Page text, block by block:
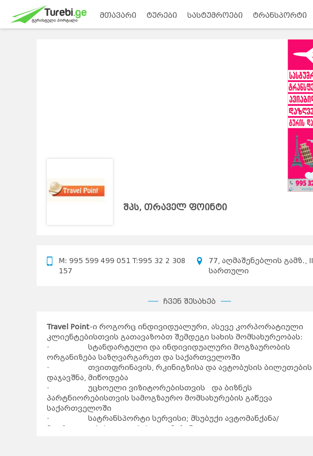
მთავარი ტურები სასტუმროები ტრანსპორტი
შპს, თრაველ ფოინტი
M: 995 599 499 051 T:995 32 2 308
157
77, აღმაშენებლის გამზ., II
სართული
ჩვენ შესახებ
Travel Point-ი როგორც ინდივიდუალური, ასევე კორპორატიული
კლიენტებისთვის გათავაზობთ შემდეგი სახის მომსახურეობას:
· სტანდარტული და ინდივიდუალური მოგზაურობის
ორგანიზება საზღვარგარეთ და საქართველოში
· თვითფრინავის, რკინიგზისა და ავტობუსის ბილეთების
დაჯავშნა, მიწოდება
· უცხოელი ვიზიტორებისთვის და ბიზნეს
პარტნიორებისთვის სამოგზაურო მომსახურების გაწევა
საქართველოში
· სატრანსპორტი სერვისი; მსუბუქი ავტომანქანა/
მიკროავტობუსი/ავტობუსი/ლიმუზინი